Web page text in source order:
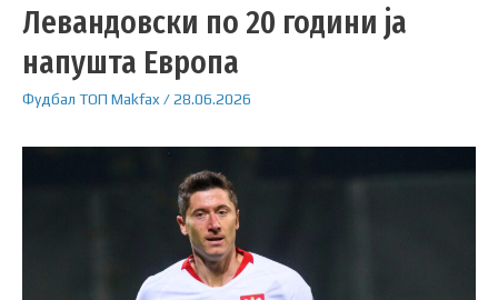
Левандовски по 20 години ја
напушта Европа
Фудбал ТОП Makfax /28.06.2026